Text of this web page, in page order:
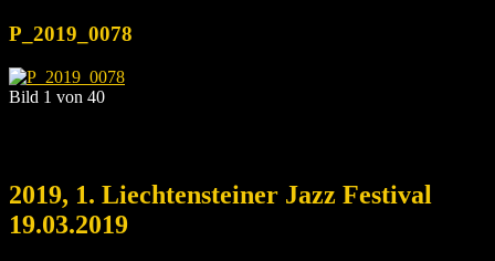
P_2019_0078
Bild 1 von 40
2019, 1. Liechtensteiner Jazz Festival
19.03.2019